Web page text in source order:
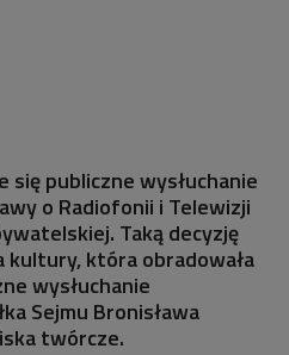
się publiczne wysłuchanie
o Radiofonii i Telewizji
Taką decyzję
kultury, która obradowała
wysłuchanie
Sejmu Bronisława
twórcze.